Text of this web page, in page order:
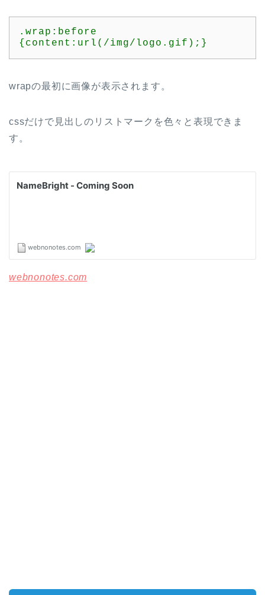
.wrap:before
{content:url(/img/logo.gif);}
wrapの最初に画像が表示されます。
cssだけで見出しのリストマークを色々と表現できま
す。
webnonotes.com